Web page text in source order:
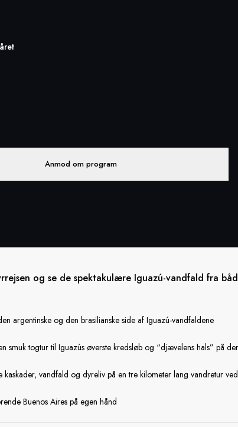
Anmod om program
og se de spektakulære Iguazú-vandfald fra
argentinske og den brasilianske side af Iguazú-vandfaldene
smuk togtur til Iguazús øverste kredsløb og “djævelens hals” på
kaskader, vandfald og dyreliv på en tre kilometer lang vandretur
Buenos Aires på egen hånd